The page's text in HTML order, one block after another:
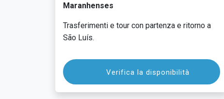
Maranhenses
Trasferimenti e tour con partenza e ritorno a
São Luís.
Verifica la disponibilità